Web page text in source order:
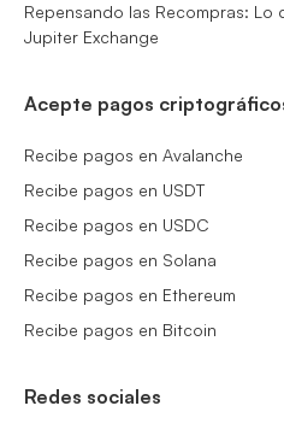
Repensando las Recompras: Lo
Jupiter Exchange
Acepte pagos
Recibe pagos en Avalanche
Recibe pagos en USDT
Recibe pagos en USDC
Recibe pagos en Solana
Recibe pagos en Ethereum
Recibe pagos en Bitcoin
Redes sociales